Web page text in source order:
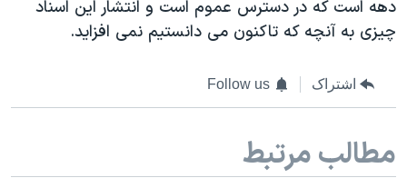
دهه است که در دسترس عموم است و انتشار این اسناد
چیزی به آنچه که تاکنون می دانستیم نمی افزاید.
اشتراک Follow us
مطالب مرتبط